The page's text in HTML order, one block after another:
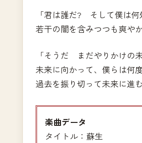
「君は誰だ? そして僕は
若干の闇を含みつつも爽や
「そうだ まだやりかけの
未来に向かって、僕らは何
過去を振り切って未来に進
楽曲データ
タイトル：蘇生